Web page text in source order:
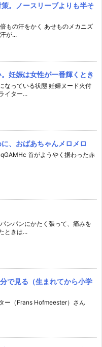
。ノースリーブよりも半そ
もの汗をかく あせものメカニズ
が...
妊娠は女性が一番輝くとき
なっている状態 妊婦ヌード火付
イター...
、おばあちゃんメロメロ
首がようやく据わった赤
ンパンにかたく張って、痛みを
ときは...
で見る（生まれてから小学
ー（Frans Hofmeester）さん